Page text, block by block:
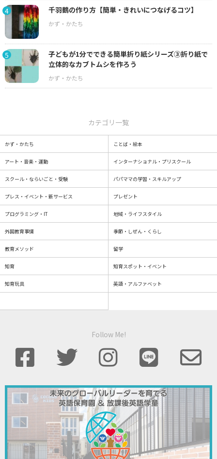
4 千羽鶴の作り方【簡単・きれいにつなげるコツ】
5
子どもが1分でできる簡単折り紙シリーズ③折り紙で
立体的なカブトムシを作ろう
カテゴリ一覧
かず・かたち ことば・絵本
アート・音楽・運動 インターナショナル・プリスクール
スクール・ならいごと・受験 パパママの学習・スキルアップ
プレス・イベント・新サービス プレゼント
プログラミング・IT 地域・ライフスタイル
外国教育事情 季節・しぜん・くらし
教育メソッド 留学
知育 知育スポット・イベント
知育玩具 英語・アルファベット
Follow Me!